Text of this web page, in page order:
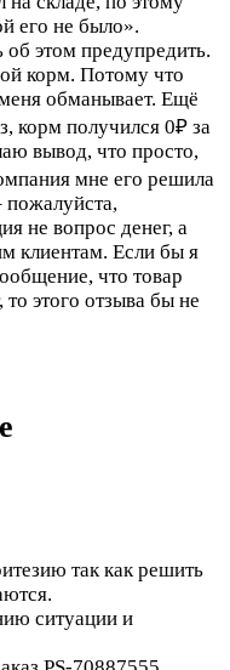
его не было».
этом предупредить.
корм. Потому что
обманывает. Ещё
корм получился 0₽ за
вывод, что просто,
мне его решила
пожалуйста,
не вопрос денег, а
клиентам. Если бы я
что товар
то этого отзыва бы не
так как решить
ситуации и